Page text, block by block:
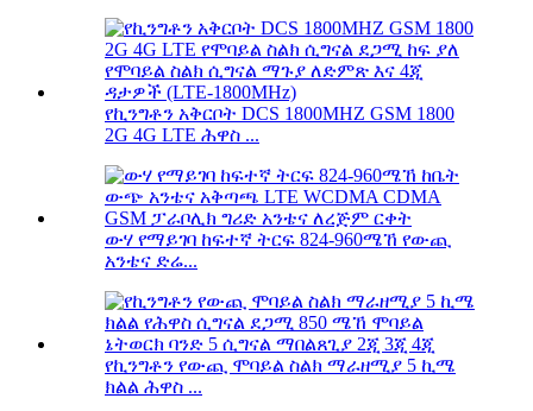
የኪንግቶን አቅርቦት DCS 1800MHZ GSM 1800
2G 4G LTE ሕዋስ ...
ውሃ የማይገባ ከፍተኛ ትርፍ 824-960ሜኸ የውጪ
አንቴና ድሬ...
የኪንግቶን የውጪ ሞባይል ስልክ ማራዘሚያ 5 ኪሜ
ክልል ሕዋስ ...